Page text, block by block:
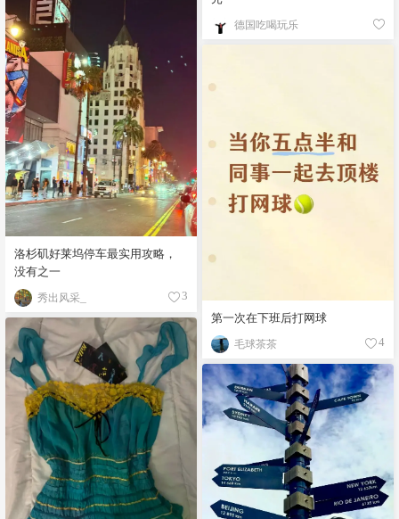
德国吃喝玩乐
洛杉矶好莱坞停车最实用攻略，
没有之一
秀出风采_ 3
第一次在下班后打网球
毛球茶茶 4